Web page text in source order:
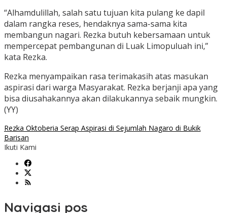
“Alhamdulillah, salah satu tujuan kita pulang ke dapil
dalam rangka reses, hendaknya sama-sama kita
membangun nagari. Rezka butuh kebersamaan untuk
mempercepat pembangunan di Luak Limopuluah ini,”
kata Rezka.
Rezka menyampaikan rasa terimakasih atas masukan
aspirasi dari warga Masyarakat. Rezka berjanji apa yang
bisa diusahakannya akan dilakukannya sebaik mungkin.
(YY)
Rezka Oktoberia Serap Aspirasi di Sejumlah Nagaro di Bukik
Barisan
Ikuti Kami
Navigasi pos